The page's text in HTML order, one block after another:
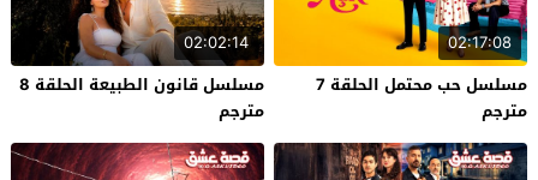
02:17:08
مسلسل حب محتمل الحلقة 7
مترجم
02:02:14
مسلسل قانون الطبيعة الحلقة 8
مترجم